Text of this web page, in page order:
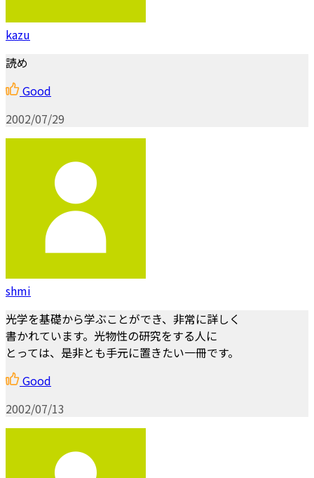
kazu
読め
Good
2002/07/29
shmi
光学を基礎から学ぶことができ、非常に詳しく
書かれています。光物性の研究をする人に
とっては、是非とも手元に置きたい一冊です。
Good
2002/07/13